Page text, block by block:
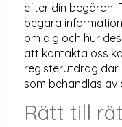
efter din begäran.
begära
om dig och hur
att kontakta oss
registerutdrag där
som behandlas av
Rätt till